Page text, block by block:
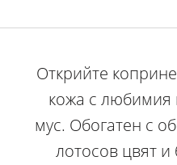
Открийте
кожа с любимия
мус. Обогатен с
лотосов цвят и